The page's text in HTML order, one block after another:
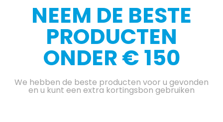
NEEM DE BESTE
PRODUCTEN
ONDER € 150
We hebben de beste producten voor u gevonden
en u kunt een extra kortingsbon gebruiken